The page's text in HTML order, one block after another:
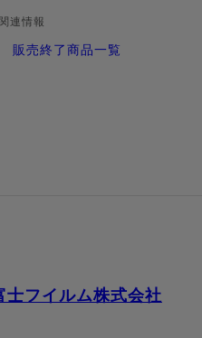
関連情報
販売終了商品一覧
士フイルム株式会社